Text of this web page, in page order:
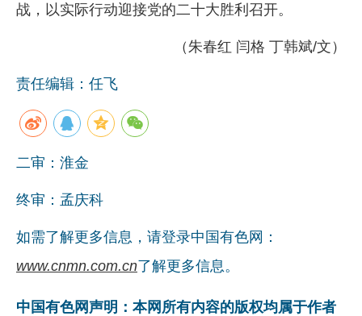
战，以实际行动迎接党的二十大胜利召开。
（朱春红 闫格 丁韩斌/文）
责任编辑：任飞
二审：淮金
终审：孟庆科
如需了解更多信息，请登录中国有色网：
www.cnmn.com.cn了解更多信息。
中国有色网声明：本网所有内容的版权均属于作者